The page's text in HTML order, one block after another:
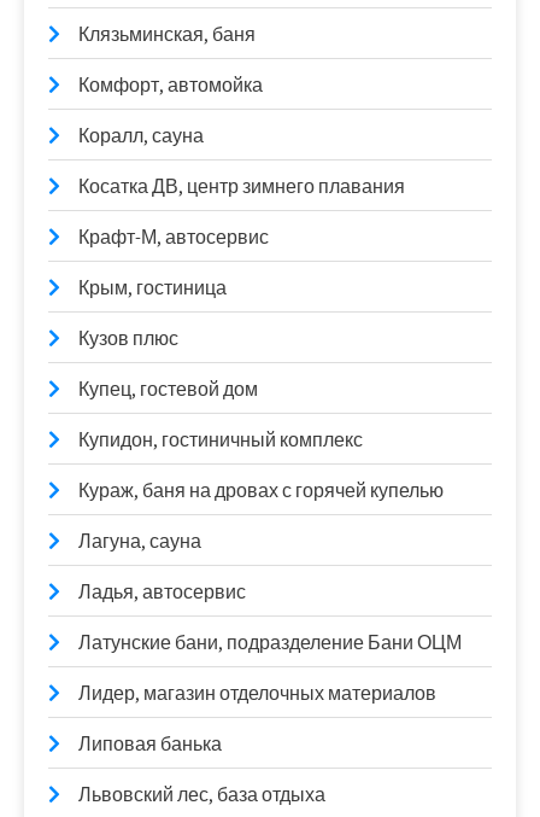
Клязьминская, баня
Комфорт, автомойка
Коралл, сауна
Косатка ДВ, центр зимнего плавания
Крафт-М, автосервис
Крым, гостиница
Кузов плюс
Купец, гостевой дом
Купидон, гостиничный комплекс
Кураж, баня на дровах с горячей купелью
Лагуна, сауна
Ладья, автосервис
Латунские бани, подразделение Бани ОЦМ
Лидер, магазин отделочных материалов
Липовая банька
Львовский лес, база отдыха